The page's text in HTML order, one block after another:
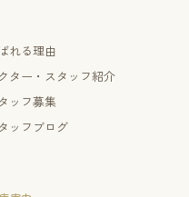
れる理由
ター・スタッフ紹介
ッフ募集
ッフブログ